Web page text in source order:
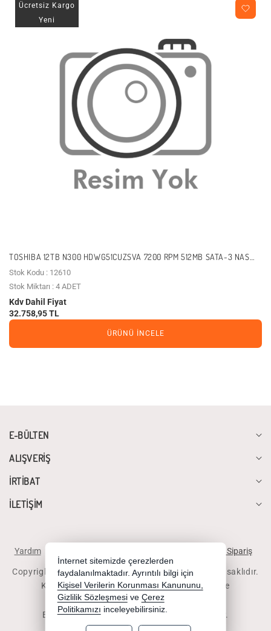
Ücretsiz Kargo
Yeni
TOSHIBA 12TB N300 HDWG51CUZSVA 7200 RPM 512MB SATA-3 NAS
DİSKİ
Stok Kodu : 12610
Stok Miktarı : 4 ADET
Kdv Dahil Fiyat
32.758,95 TL
ÜRÜNÜ İNCELE
E-BÜLTEN
ALIŞVERİŞ
İRTİBAT
İLETİŞİM
Yardım Telefonla Sipariş
Copyright 2026 diyalogbilgisayar.com - Tüm hakları saklıdır.
Kredi kartı bilgileriniz 256bit SSL sertifikası ile
korunmaktadır.
Bu site AKINSOFT E-Ticaret ile hazırlanmıştır.
İnternet sitemizde çerezlerden
faydalanılmaktadır. Ayrıntılı bilgi için
Kişisel Verilerin Korunması Kanununu,
Gizlilik Sözleşmesi ve Çerez
Politikamızı inceleyebilirsiniz.